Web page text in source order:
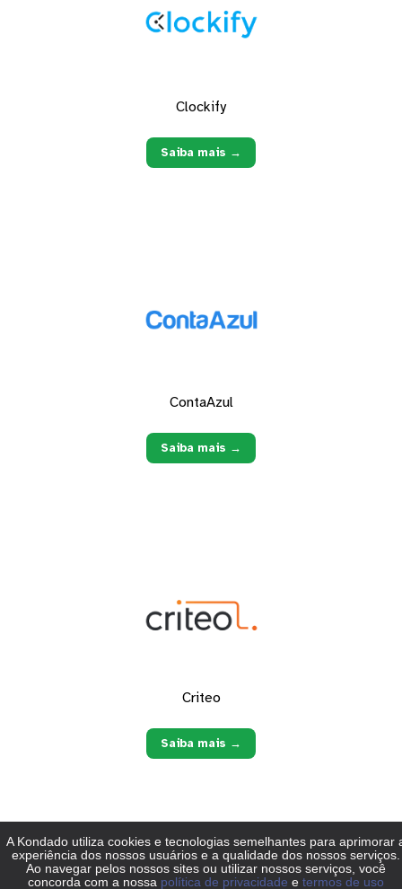
Clockify
Saiba mais →
ContaAzul
Saiba mais →
Criteo
Saiba mais →